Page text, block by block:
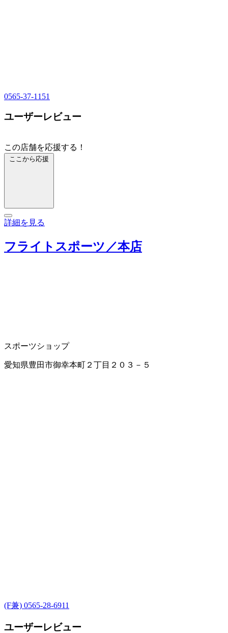
0565-37-1151
ユーザーレビュー
この店舗を応援する！
ここから応援
詳細を見る
フライトスポーツ／本店
スポーツショップ
愛知県豊田市御幸本町２丁目２０３－５
(F兼) 0565-28-6911
ユーザーレビュー